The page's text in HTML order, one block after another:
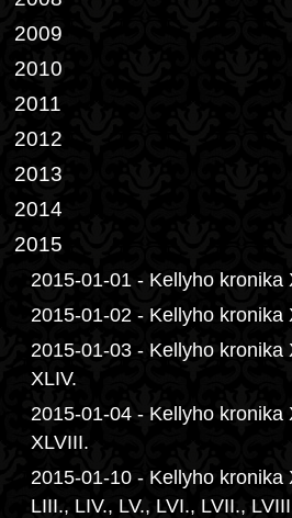
2009
2010
2011
2012
2013
2014
2015
2015-01-01 - Kellyho kronika
2015-01-02 - Kellyho kronika
2015-01-03 - Kellyho kronika
XLIV.
2015-01-04 - Kellyho kronika
XLVIII.
2015-01-10 - Kellyho kronika
LIII., LIV., LV., LVI., LVII.,